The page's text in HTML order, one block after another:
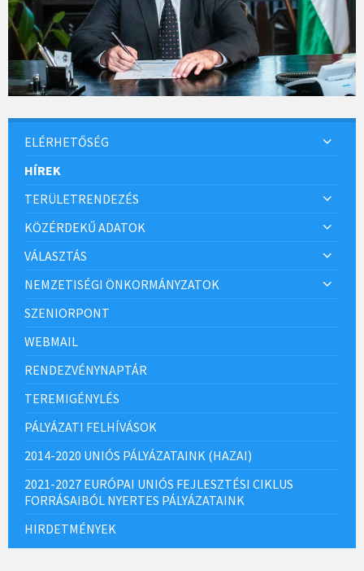
ELÉRHETŐSÉG
HÍREK
TERÜLETRENDEZÉS
KÖZÉRDEKŰ ADATOK
VÁLASZTÁS
NEMZETISÉGI ÖNKORMÁNYZATOK
SZENIORPONT
WEBMAIL
RENDEZVÉNYNAPTÁR
TEREMIGÉNYLÉS
PÁLYÁZATI FELHÍVÁSOK
2014-2020 UNIÓS PÁLYÁZATAINK (HAZAI)
2021-2027 EURÓPAI UNIÓS FEJLESZTÉSI CIKLUS
FORRÁSAIBÓL NYERTES PÁLYÁZATAINK
HIRDETMÉNYEK